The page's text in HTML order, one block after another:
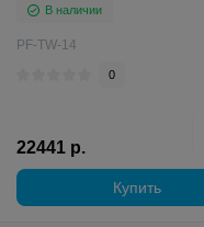
В наличии
PF-TW-14
0
22441 р.
Купить